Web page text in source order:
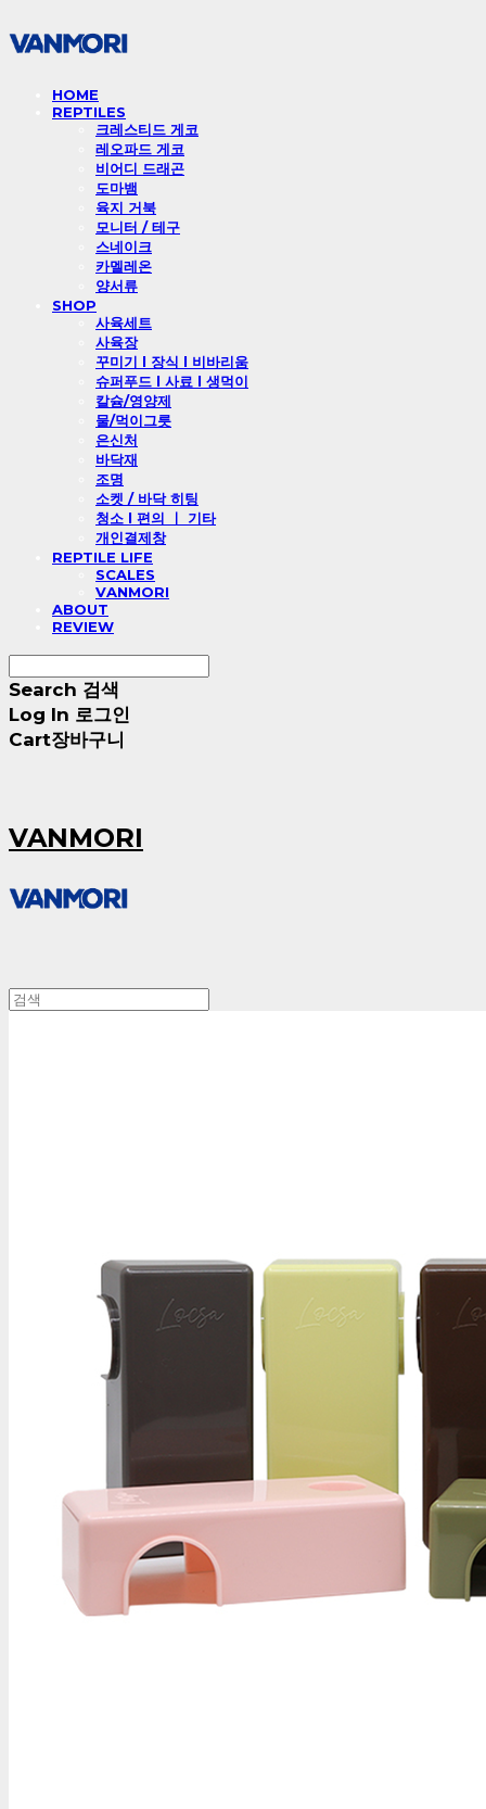
HOME
REPTILES
크레스티드 게코
레오파드 게코
비어디 드래곤
도마뱀
육지 거북
모니터 / 테구
스네이크
카멜레온
양서류
SHOP
사육세트
사육장
꾸미기 l 장식 l 비바리움
슈퍼푸드 l 사료 l 생먹이
칼슘/영양제
물/먹이그릇
은신처
바닥재
조명
소켓 / 바닥 히팅
청소 l 편의 ㅣ 기타
개인결제창
REPTILE LIFE
SCALES
VANMORI
ABOUT
REVIEW
Search 검색
Log In 로그인
Cart장바구니
VANMORI